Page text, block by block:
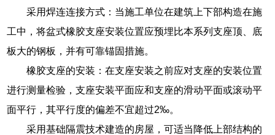
采用焊连连接方式：当施工单位在建筑上下部构造在施
工中，将盆式橡胶支座安装位置应预埋比本系列支座顶、底
板大的钢板，并有可靠锚固措施。
橡胶支座的安装：在支座安装之前应对支座的安装位置
进行测量检验，支座安装平面应和支座的滑动平面或滚动平
面平行，其平行度的偏差不宜超过2‰。
采用基础隔震技术建造的房屋，可适当降低上部结构的